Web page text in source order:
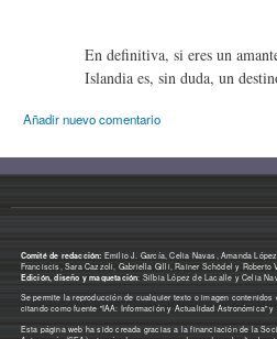
En definitiva, si eres un
Islandia es, sin duda, un
Añadir nuevo comentario
Comité de redacción: Emilio J. García, Celia Navas, Amanda
Franciscis, Sara Cazzoli, Gabriella Gilli, Rainer Schödel y Roberto
Edición, diseño y maquetación: Silbia López de Lacalle y Celia
Se permite la reproducción de cualquier texto o imagen contenidos
citando como fuente "IAA: Información y Actualidad Astronómica" y
Esta página web ha sido creada gracias a la financiación de la